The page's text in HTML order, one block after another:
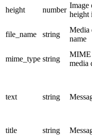
height
number
Image
height
file_name string
Media
name
mime_type string
MIME
media
text string
title
string